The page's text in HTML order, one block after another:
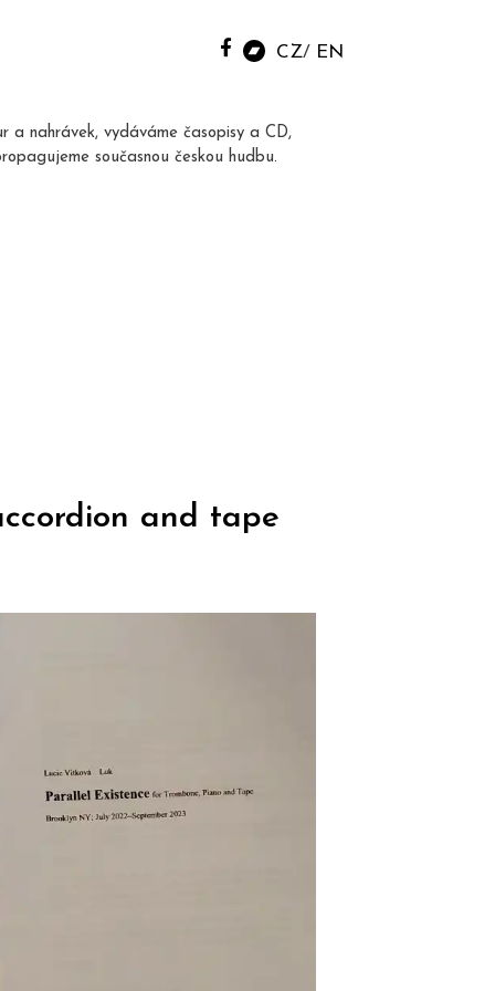
CZ EN
a nahrávek, vydáváme časopisy a CD,
současnou českou hudbu.
and tape